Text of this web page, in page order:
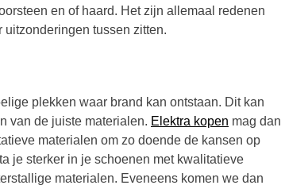
en of haard. Het zijn allemaal redenen
tussen zitten.
plekken waar brand kan ontstaan. Dit kan
van de juiste materialen. Elektra kopen mag dan
materialen om zo doende de kansen op
je sterker in je schoenen met kwalitatieve
materialen. Eveneens komen we dan